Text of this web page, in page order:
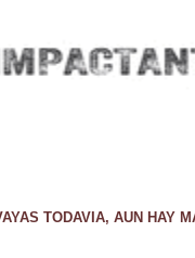
TODAVIA, AUN HAY